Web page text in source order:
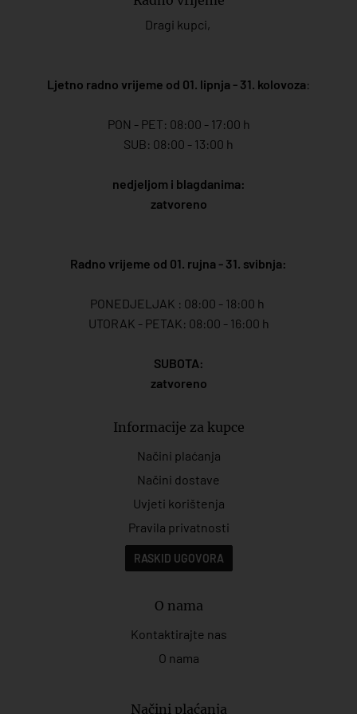
Dragi kupci,
Ljetno radno vrijeme od 01. lipnja - 31. kolovoza:
PON - PET: 08:00 - 17:00 h
SUB: 08:00 - 13:00 h
nedjeljom i blagdanima:
zatvoreno
Radno vrijeme od 01. rujna - 31. svibnja:
PONEDJELJAK : 08:00 - 18:00 h
UTORAK - PETAK: 08:00 - 16:00 h
SUBOTA:
zatvoreno
Informacije za kupce
Načini plaćanja
Načini dostave
Uvjeti korištenja
Pravila privatnosti
RASKID UGOVORA
O nama
Kontaktirajte nas
O nama
Načini plaćanja